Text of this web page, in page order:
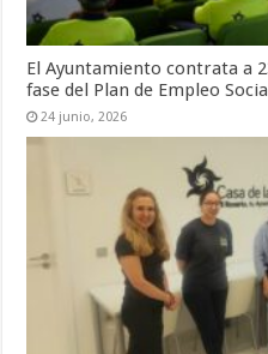
El Ayuntamiento contrata a
fase del Plan de Empleo
24 junio, 2026